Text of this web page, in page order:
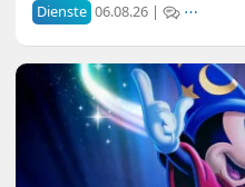
Dienste 06.08.26 | ⋯